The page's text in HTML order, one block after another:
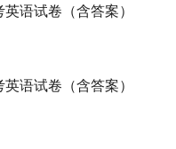
语试卷（含答案）
语试卷（含答案）